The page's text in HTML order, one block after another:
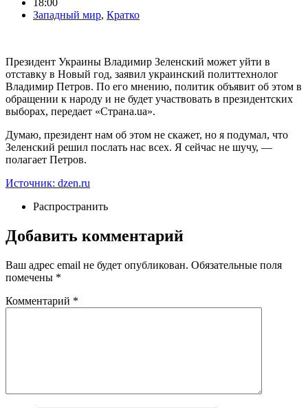
18:00
Западный мир, Кратко
Президент Украины Владимир Зеленский может уйти в
отставку в Новый год, заявил украинский политтехнолог
Владимир Петров. По его мнению, политик объявит об этом в
обращении к народу и не будет участвовать в президентских
выборах, передает «Страна.ua».
Думаю, президент нам об этом не скажет, но я подумал, что
Зеленский решил послать нас всех. Я сейчас не шучу, —
полагает Петров.
Источник: dzen.ru
Распространить
Добавить комментарий
Ваш адрес email не будет опубликован. Обязательные поля
помечены *
Комментарий *